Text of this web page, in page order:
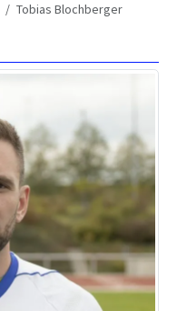
Tobias Blochberger